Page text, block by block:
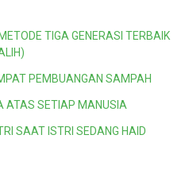
TIGA GENERASI TERBAIK
PEMBUANGAN SAMPAH
ATAS SETIAP MANUSIA
SAAT ISTRI SEDANG HAID